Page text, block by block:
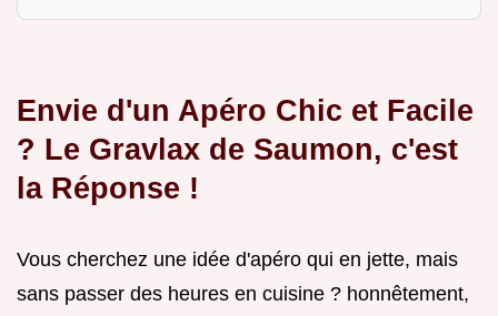
Envie d'un Apéro Chic et Facile
? Le Gravlax de Saumon, c'est
la Réponse !
Vous cherchez une idée d'apéro qui en jette, mais
sans passer des heures en cuisine ? honnêtement,